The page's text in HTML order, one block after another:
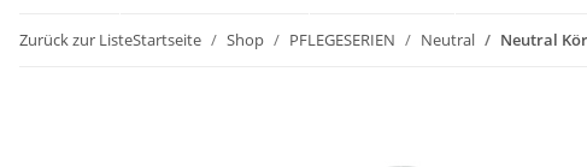
Zurück zur ListeStartseite Shop PFLEGESERIEN Neutral Neutral